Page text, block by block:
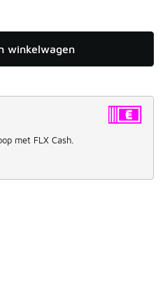
winkelwagen
met FLX Cash.